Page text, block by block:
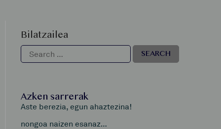
Bilatzailea
Azken sarrerak
Aste berezia, egun ahaztezina!
nongoa naizen esanaz…